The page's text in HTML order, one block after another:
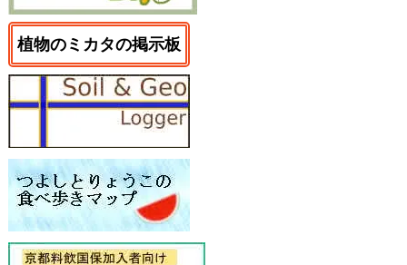
植物のミカタの掲示板